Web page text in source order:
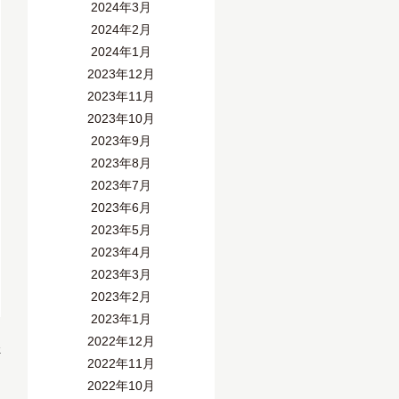
2024年3月
2024年2月
2024年1月
2023年12月
2023年11月
2023年10月
2023年9月
2023年8月
2023年7月
2023年6月
2023年5月
2023年4月
2023年3月
2023年2月
2023年1月
2022年12月
2022年11月
2022年10月